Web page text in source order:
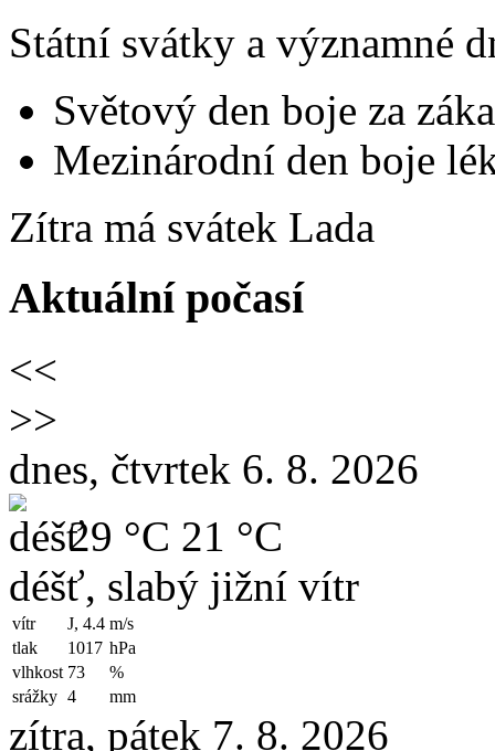
Státní svátky a významné
Světový den boje za
Mezinárodní den boje
Zítra má svátek Lada
Aktuální počasí
<<
>>
dnes, čtvrtek 6. 8. 2026
29 °C 21 °C
déšť, slabý jižní vítr
vítr J, 4.4 m/s
tlak
1017 hPa
vlhkost 73
%
srážky 4 mm
zítra, pátek 7. 8. 2026